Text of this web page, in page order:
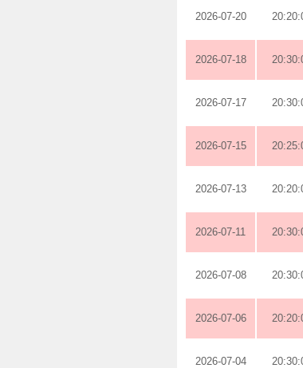
2026-07-20
2026-07-18
2026-07-17
2026-07-15
2026-07-13
2026-07-11
2026-07-08
2026-07-06
2026-07-04